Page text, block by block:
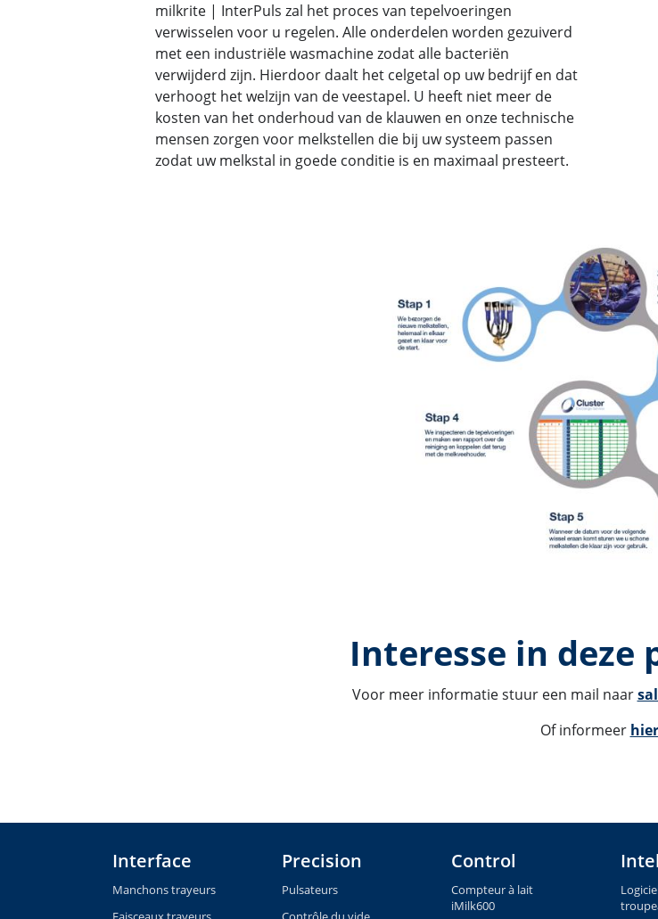
milkrite | InterPuls zal het proces van tepelvoeringen
verwisselen voor u regelen. Alle onderdelen worden gezuiverd
met een industriële wasmachine zodat alle bacteriën
verwijderd zijn. Hierdoor daalt het celgetal op uw bedrijf en dat
verhoogt het welzijn van de veestapel. U heeft niet meer de
kosten van het onderhoud van de klauwen en onze technische
mensen zorgen voor melkstellen die bij uw systeem passen
zodat uw melkstal in goede conditie is en maximaal presteert.
Interesse in deze
Voor meer informatie stuur een mail naar
Of informeer hier
Interface
Manchons trayeurs
Precision
Pulsateurs
Control
Compteur à lait
iMilk600